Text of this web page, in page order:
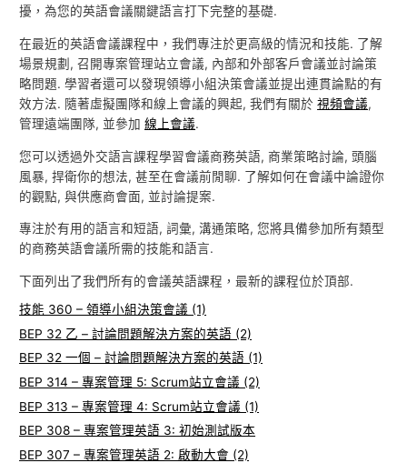
擾，為您的英語會議關鍵語言打下完整的基礎.
在最近的英語會議課程中，我們專注於更高級的情況和技能. 了解
場景規劃, 召開專案管理站立會議, 內部和外部客戶會議並討論策
略問題. 學習者還可以發現領導小組決策會議並提出連貫論點的有
效方法. 隨著虛擬團隊和線上會議的興起, 我們有關於視頻會議,
管理遠端團隊, 並參加線上會議.
您可以透過外交語言課程學習會議商務英語, 商業策略討論, 頭腦
風暴, 捍衛你的想法, 甚至在會議前閒聊. 了解如何在會議中論證你
的觀點, 與供應商會面, 並討論提案.
專注於有用的語言和短語, 詞彙, 溝通策略, 您將具備參加所有類型
的商務英語會議所需的技能和語言.
下面列出了我們所有的會議英語課程，最新的課程位於頂部.
技能 360 – 領導小組決策會議 (1)
BEP 32 乙 – 討論問題解決方案的英語 (2)
BEP 32 一個 – 討論問題解決方案的英語 (1)
BEP 314 – 專案管理 5: Scrum站立會議 (2)
BEP 313 – 專案管理 4: Scrum站立會議 (1)
BEP 308 – 專案管理英語 3: 初始測試版本
BEP 307 – 專案管理英語 2: 啟動大會 (2)